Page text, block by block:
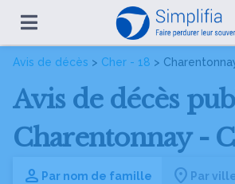
Avis de décès > Cher - 18 >
Avis de décès
Charentonnay -
Par nom de famille Par